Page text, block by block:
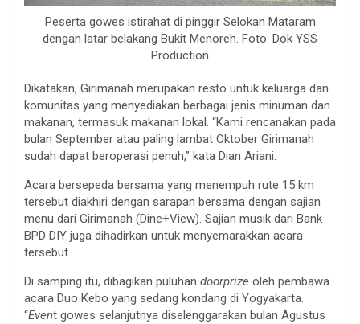
Peserta gowes istirahat di pinggir Selokan Mataram
dengan latar belakang Bukit Menoreh. Foto: Dok YSS
Production
Dikatakan, Girimanah merupakan resto untuk keluarga dan
komunitas yang menyediakan berbagai jenis minuman dan
makanan, termasuk makanan lokal. “Kami rencanakan pada
bulan September atau paling lambat Oktober Girimanah
sudah dapat beroperasi penuh,” kata Dian Ariani.
Acara bersepeda bersama yang menempuh rute 15 km
tersebut diakhiri dengan sarapan bersama dengan sajian
menu dari Girimanah (Dine+View). Sajian musik dari Bank
BPD DIY juga dihadirkan untuk menyemarakkan acara
tersebut.
Di samping itu, dibagikan puluhan doorprize oleh pembawa
acara Duo Kebo yang sedang kondang di Yogyakarta.
“Event gowes selanjutnya diselenggarakan bulan Agustus